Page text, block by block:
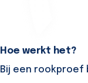
Hoe werkt het?
Bij een rookproef